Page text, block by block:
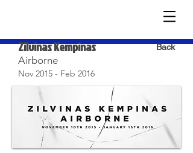
Zilvinas Kempinas
Airborne
Back
Nov 2015 - Feb 2016